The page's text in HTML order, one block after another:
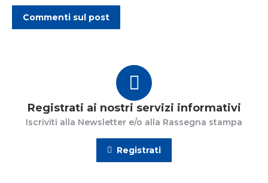
Commenti sul post
Registrati ai nostri servizi informativi
Iscriviti alla Newsletter e/o alla Rassegna stampa
Registrati